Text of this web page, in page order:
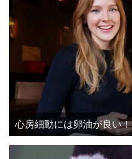
心房細動には卵油が良い！